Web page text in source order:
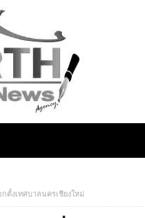
ตั้งเทศบาลนครเชียงใหม่